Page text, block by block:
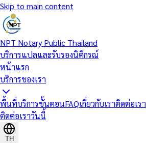
Skip to main content
NPT Notary Public Thailand
บริการแปลและรับรองนิติกรณ์
หน้าแรก
บริการของเรา
พื้นที่บริการขั้นตอนFAQเกี่ยวกับเราติดต่อเรา
ติดต่อเราวันนี้
TH